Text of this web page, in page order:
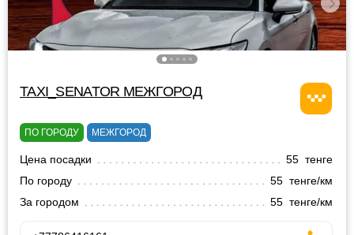
TAXI_SENATOR МЕЖГОРОД
ПО ГОРОДУ МЕЖГОРОД
Цена посадки
55 тенге
По городу
55 тенге/км
За городом
55 тенге/км